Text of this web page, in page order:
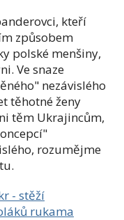
kteří
způsobem
polské menšiny,
Ve snaze
nezávislého
těhotné ženy
těm Ukrajincům,
rozumějme
- stěží
rukama